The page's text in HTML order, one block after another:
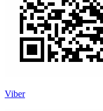
Viber